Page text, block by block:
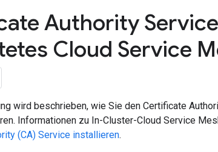
Authority
Cloud Service
wird beschrieben, wie Sie den Certificate
Informationen zu In-Cluster-Cloud Service
(CA) Service installieren.